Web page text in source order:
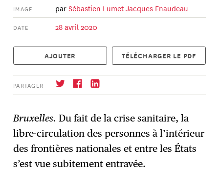
IMAGE parSébastien LumetJacques Enaudeau
DATE 28 avril 2020
AJOUTER TÉLÉCHARGER LE PDF
PARTAGER
→ S'abonner
Bruxelles. Du fait de la crise sanitaire, la
libre-circulation des personnes à l’intérieur
des frontières nationales et entre les États
s’est vue subitement entravée.